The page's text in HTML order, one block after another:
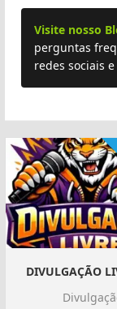
Visite nosso
perguntas
redes sociais
DIVULGAÇÃO